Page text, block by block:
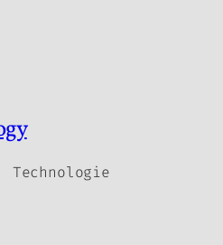
Technologie